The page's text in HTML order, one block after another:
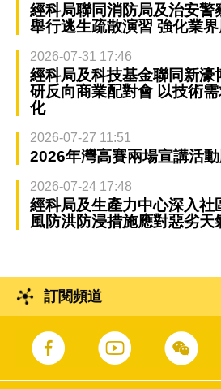
經科局聯同消防局及治安警
舉行逃生疏散演習 強化業
2026-07-31 17:46
經科局及科技基金聯同新濠
研反向商業配對會 以技術
化
2026-07-27 11:51
2026年灣高賽兩場宣講活
2026-07-24 17:48
經科局及生產力中心深入社
風防洪防浸措施應對惡劣天
訂閱頻道